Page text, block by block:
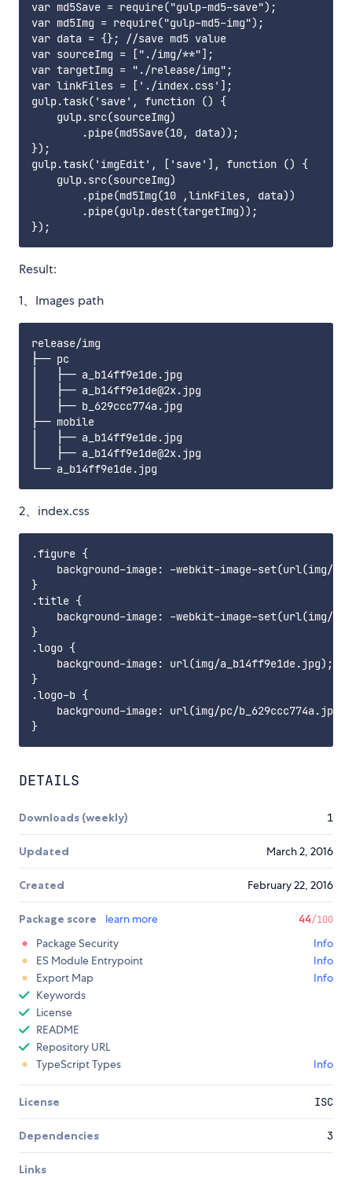
var md5Save = require("gulp-md5-save");
var md5Img = require("gulp-md5-img");
var data = {}; //save md5 value
var sourceImg = ["./img/**"];
var targetImg = "./release/img";
var linkFiles = ['./index.css'];
gulp.task('save', function () {
    gulp.src(sourceImg)
        .pipe(md5Save(10, data));
});
gulp.task('imgEdit', ['save'], function () {
    gulp.src(sourceImg)
        .pipe(md5Img(10 ,linkFiles, data))
        .pipe(gulp.dest(targetImg));
Result:
1、Images path
release/img
├── pc
│   ├── a_b14ff9e1de.jpg
│   ├── a_b14ff9e1de@2x.jpg
│   ├── b_629ccc774a.jpg
├── mobile
│   ├── a_b14ff9e1de.jpg
│   ├── a_b14ff9e1de@2x.jpg
2、index.css
.figure {
background-image: -webkit-image-set(url(img/
}
.title {
background-image: -webkit-image-set(url(img/mobile/a_b14ff9e1de.jpg)
}
.logo {
    background-image: url(img/a_b14ff9e1de.jpg);
}
.logo-b {
    background-image: url(img/pc/b_629ccc774a.jpg);
DETAILS
Downloads (weekly) 1
Updated March 2, 2016
Created February 22, 2016
Package score learn more 44/100
Package Security
Info
ES Module Entrypoint
Info
Export Map
Info
Keywords
License
README
Repository URL
TypeScript Types
Info
License ISC
Dependencies 3
Links